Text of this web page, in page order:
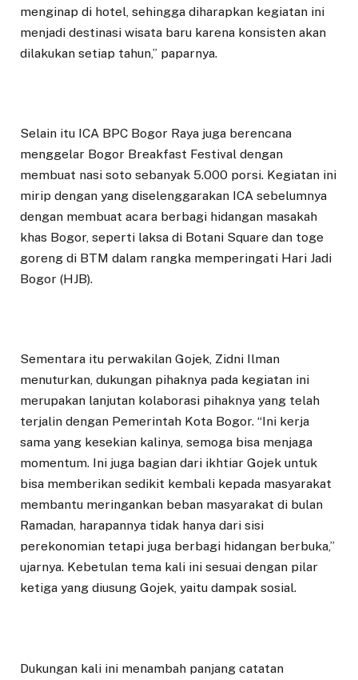
menginap di hotel, sehingga diharapkan kegiatan ini
menjadi destinasi wisata baru karena konsisten akan
dilakukan setiap tahun,” paparnya.
Selain itu ICA BPC Bogor Raya juga berencana
menggelar Bogor Breakfast Festival dengan
membuat nasi soto sebanyak 5.000 porsi. Kegiatan ini
mirip dengan yang diselenggarakan ICA sebelumnya
dengan membuat acara berbagi hidangan masakah
khas Bogor, seperti laksa di Botani Square dan toge
goreng di BTM dalam rangka memperingati Hari Jadi
Bogor (HJB).
Sementara itu perwakilan Gojek, Zidni Ilman
menuturkan, dukungan pihaknya pada kegiatan ini
merupakan lanjutan kolaborasi pihaknya yang telah
terjalin dengan Pemerintah Kota Bogor. “Ini kerja
sama yang kesekian kalinya, semoga bisa menjaga
momentum. Ini juga bagian dari ikhtiar Gojek untuk
bisa memberikan sedikit kembali kepada masyarakat
membantu meringankan beban masyarakat di bulan
Ramadan, harapannya tidak hanya dari sisi
perekonomian tetapi juga berbagi hidangan berbuka,”
ujarnya. Kebetulan tema kali ini sesuai dengan pilar
ketiga yang diusung Gojek, yaitu dampak sosial.
Dukungan kali ini menambah panjang catatan